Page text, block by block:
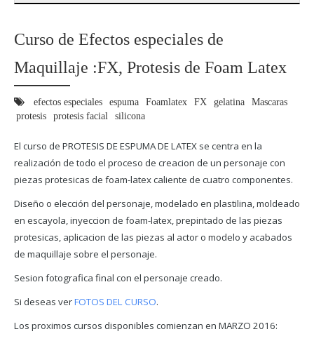
Curso de Efectos especiales de
Maquillaje :FX, Protesis de Foam Latex
efectos especiales espuma Foamlatex FX gelatina
Mascaras
protesis
protesis facial silicona
El curso de PROTESIS DE ESPUMA DE LATEX se centra en la
realización de todo el proceso de creacion de un personaje con
piezas protesicas de foam-latex caliente de cuatro componentes.
Diseño o elección del personaje, modelado en plastilina, moldeado
en escayola, inyeccion de foam-latex, prepintado de las piezas
protesicas, aplicacion de las piezas al actor o modelo y acabados
de maquillaje sobre el personaje.
Sesion fotografica final con el personaje creado.
Si deseas verFOTOS DEL CURSO.
Los proximos cursos disponibles comienzan en MARZO 2016: